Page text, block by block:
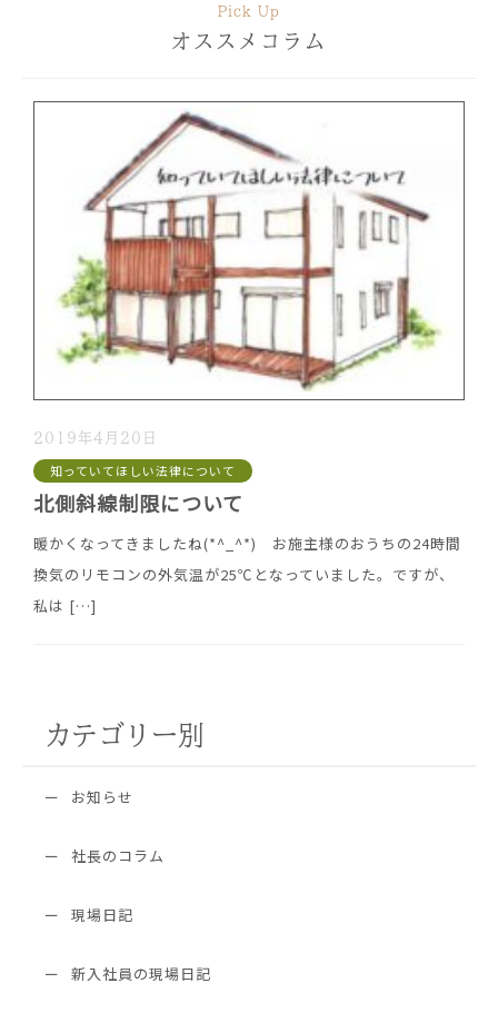
Pick Up
オススメコラム
2019年4月20日
知っていてほしい法律について
北側斜線制限について
暖かくなってきましたね(*^_^*) お施主様のおうちの24時間
換気のリモコンの外気温が25℃となっていました。ですが、
私は […]
カテゴリー別
お知らせ
社長のコラム
現場日記
新入社員の現場日記